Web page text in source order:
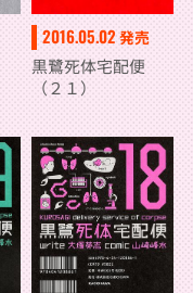
2016.05.02 発売
黒鷺死体宅配便
（２１）